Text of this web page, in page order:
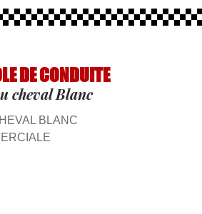
DE CONDUITE
cheval Blanc
BLANC